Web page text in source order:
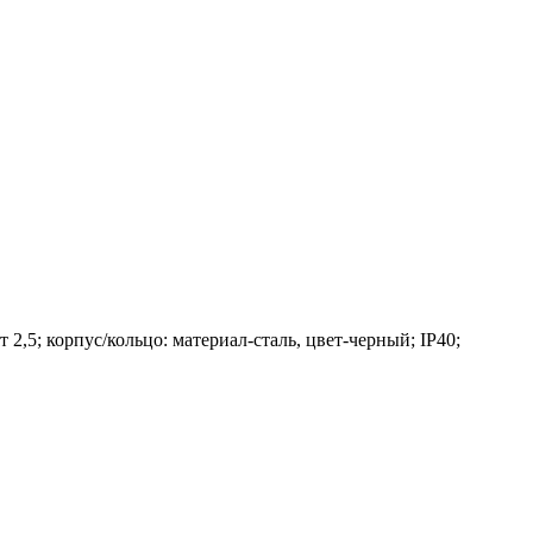
корпус/кольцо: материал-сталь, цвет-черный; IP40;